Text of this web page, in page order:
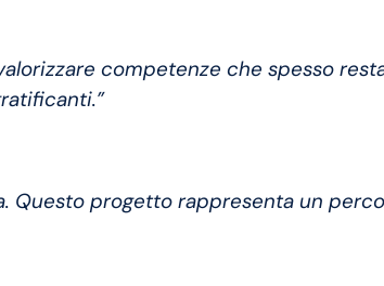
competenze che spesso
Questo progetto rappresenta un